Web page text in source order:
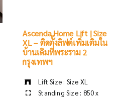
Ascenda Home Lift | Size
XL – ติดตั้งลิฟต์เพิ่มเติมใน
บ้านเดิมที่พระราม 2
กรุงเทพฯ
Lift Size : Size XL
Standing Size : 850 x